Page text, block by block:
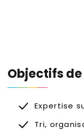
Objectifs
Expertise
Tri,